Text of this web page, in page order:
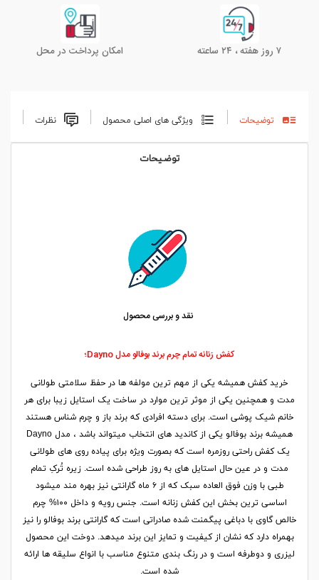
۷ روز هفته ، ۲۴ ساعته امکان پرداخت در محل
توضیحات ویژگی های اصلی محصول نظرات
توضیحات
نقد و بررسی محصول
کفش زنانه تمام چرم برند بوفالو مدل Dayno؛
خرید کفش همیشه یکی از مهم ترین مولفه ها در حفظ سلامتی طولانی
مدت و همچنین یکی از موثر ترین موارد در ساخت یک استایل زیبا برای هر
خانم شیک پوشی است. برای دسته افرادی که برند باز و چرم شناس هستند
همیشه برند بوفالو یکی از کاندید های انتخاب میتواند باشد ، مدل Dayno
یک کفش راحتی روزمره است که بصورت ویژه برای پیاده روی های طولانی
مدت و در عین حال استایل های به روز طراحی شده است. زیره تُرکِ تمام
طبی با وزن فوق العاده سبک که از ۶ ماه گارانتی نیز بهره مند میشود
اساسی ترین بخش این کفش زنانه است. جنس رویه و داخل ۱۰۰% چرم
خالص گاوی با دباغی پیگمنت شده صادراتی است که گارانتی برند بوفالو را نیز
بهمراه دارد که نشان از کیفیت و تمایز این برند میدهد. دوخت این محصول
لیزری و دوطرفه است و در رنگ بندی متنوع مناسب با انواع سلیقه ها ارائه
شده است.